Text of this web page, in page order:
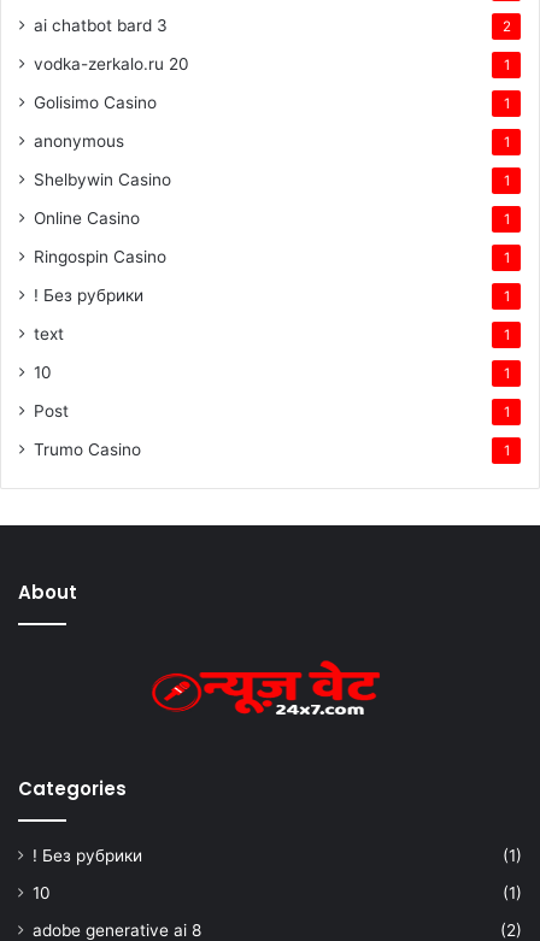
ai chatbot bard 3 2
vodka-zerkalo.ru 20 1
Golisimo Casino 1
anonymous 1
Shelbywin Casino 1
Online Casino 1
Ringospin Casino 1
! Без рубрики 1
text 1
10 1
Post 1
Trumo Casino 1
About
Categories
! Без рубрики
(1)
10
(1)
adobe generative ai 8
(2)